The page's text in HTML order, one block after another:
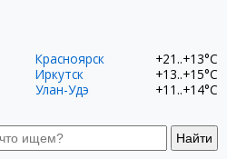
Найти
Красноярск
+21..+13°C
Иркутск
+13..+15°C
Улан-Удэ
+11..+14°C